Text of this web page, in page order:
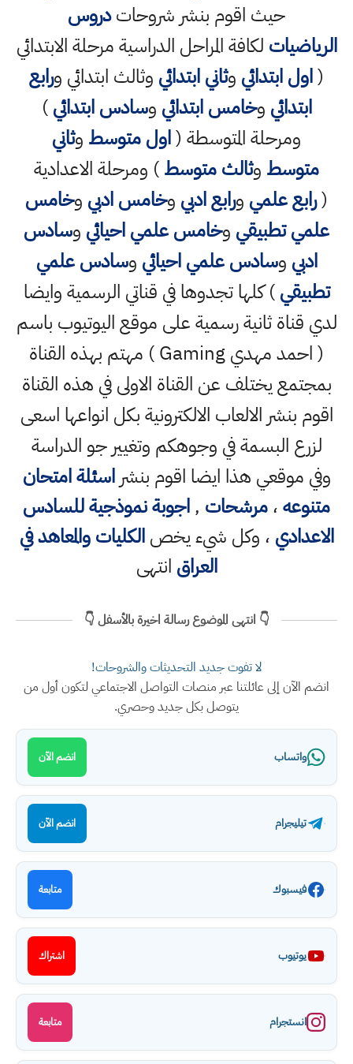
حيث اقوم بنشر شروحاتدروس
الرياضيات لكافة المراحل الدراسية مرحلة الابتدائي
(اول ابتدائي وثاني ابتدائي وثالث ابتدائي ورابع
ابتدائي وخامس ابتدائي وسادس ابتدائي)
ومرحلة المتوسطة (اول متوسط وثاني
متوسط وثالث متوسط) ومرحلة الاعدادية
(رابع علمي ورابع ادبي وخامس ادبي وخامس
علمي تطبيقي وخامس علمي احيائي وسادس
ادبي وسادس علمي احيائي وسادس علمي
تطبيقي) كلها تجدوها في قناتي الرسمية وايضا
لدي قناة ثانية رسمية على موقع اليوتيوب باسم
( احمد مهدي Gaming ) مهتم بهذه القناة
بمجتمع يختلف عن القناة الاولى في هذه القناة
اقوم بنشر الالعاب الالكترونية بكل انواعها اسعى
لزرع البسمة في وجوهكم وتغيير جو الدراسة
وفي موقعي هذا ايضا اقوم بنشراسئلة امتحان
متنوعه،مرشحات ,اجوبة نموذجية للسادس
الاعدادي ، وكل شيء يخصالكليات والمعاهد في
العراق انتهى
👇 انتهى الموضوع رسالة اخيرة بالأسفل 👇
لا تفوت جديد التحديثات والشروحات!
انضم الآن إلى عائلتنا عبر منصات التواصل الاجتماعي لتكون أول من
يتوصل بكل جديد وحصري.
واتساب انضم الآن
تيليجرام انضم الآن
فيسبوك متابعة
يوتيوب اشتراك
انستجرام متابعة